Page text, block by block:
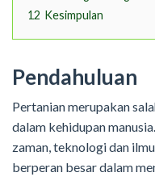
12 Kesimpulan
Pendahuluan
Pertanian merupakan
dalam kehidupan
zaman, teknologi dan
berperan besar dalam